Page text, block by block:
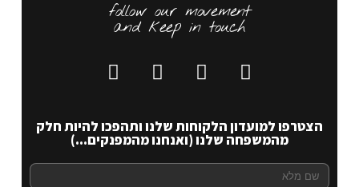
follow our movement
and keep in touch
הצטרפו למועדון הלקוחות שלנו ותהפכו להיות חלק
מהמשפחה שלנו (ואנחנו מהמפנקים...)